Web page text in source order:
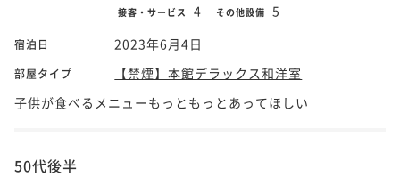
接客・サービス 4 その他設備 5
宿泊日 2023年6月4日
部屋タイプ
【禁煙】本館デラックス和洋室
子供が食べるメニューもっともっとあってほしい
50代後半